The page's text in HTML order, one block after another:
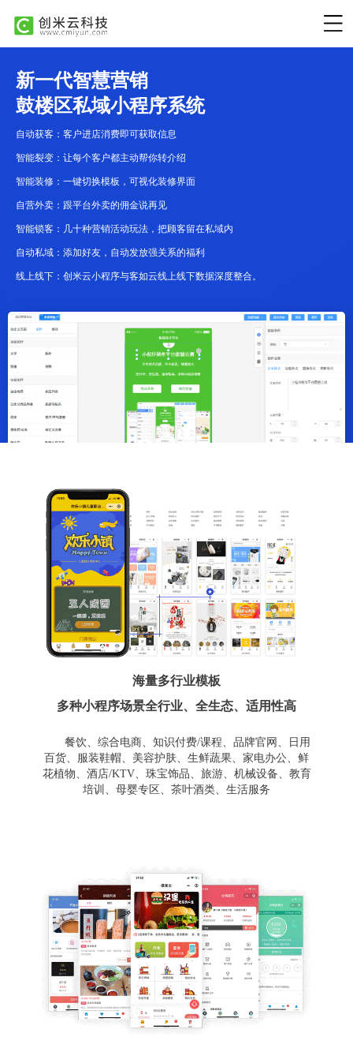
新一代智慧营销
鼓楼区私域小程序系统
自动获客：客户进店消费即可获取信息
智能裂变：让每个客户都主动帮你转介绍
智能装修：一键切换模板，可视化装修界面
自营外卖：跟平台外卖的佣金说再见
智能锁客：几十种营销活动玩法，把顾客留在私域内
自动私域：添加好友，自动发放强关系的福利
线上线下：创米云小程序与客如云线上线下数据深度整合。
海量多行业模板
多种小程序场景全行业、全生态、适用性高
餐饮、综合电商、知识付费/课程、品牌官网、日用
百货、服装鞋帽、美容护肤、生鲜蔬果、家电办公、鲜
花植物、酒店/KTV、珠宝饰品、旅游、机械设备、教育
培训、母婴专区、茶叶酒类、生活服务